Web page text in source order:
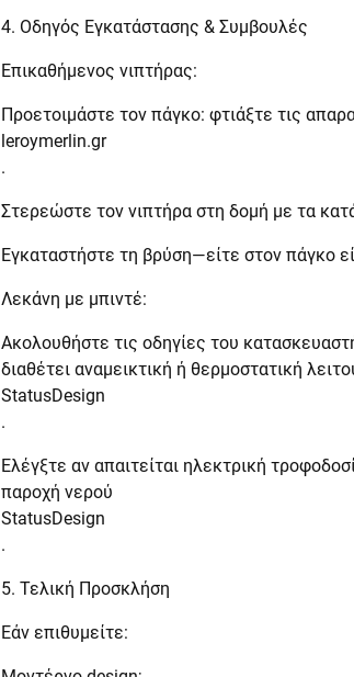
4. Οδηγός Εγκατάστασης & Συμβουλές
Επικαθήμενος νιπτήρας:
Προετοιμάστε τον πάγκο: φτιάξτε τις
leroymerlin.gr
.
Στερεώστε τον νιπτήρα στη δομή με τα
Εγκαταστήστε τη βρύση—είτε στον πάγκο
Λεκάνη με μπιντέ:
Ακολουθήστε τις οδηγίες του
διαθέτει αναμεικτική ή θερμοστατική
StatusDesign
.
Ελέγξτε αν απαιτείται ηλεκτρική
παροχή νερού
StatusDesign
.
5. Τελική Προσκλήση
Εάν επιθυμείτε: